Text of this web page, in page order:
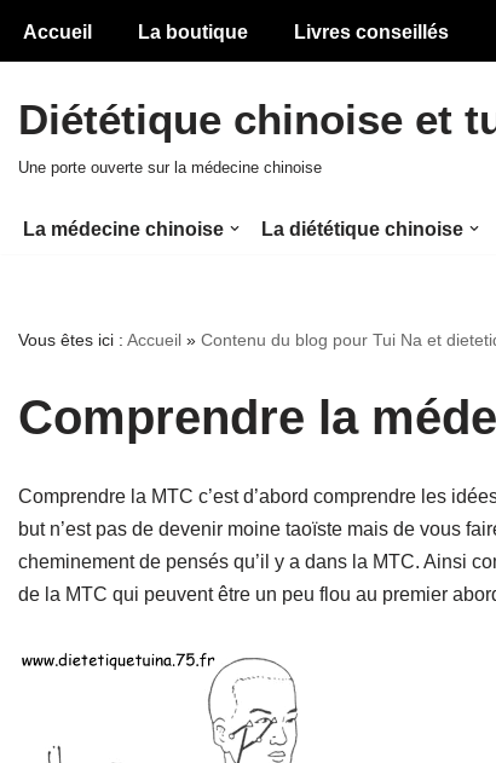
Aller
contenu
Accueil La boutique Livres conseillés
Diététique chinoise et
Une porte ouverte sur la médecine chinoise
La médecine chinoise La diététique chinoise
Vous êtes ici : Accueil » Contenu du blog pour Tui Na et
Comprendre la
Comprendre la MTC c’est d’abord comprendre les
but n’est pas de devenir moine taoïste mais de vous
cheminement de pensés qu’il y a dans la MTC. Ainsi
de la MTC qui peuvent être un peu flou au premier